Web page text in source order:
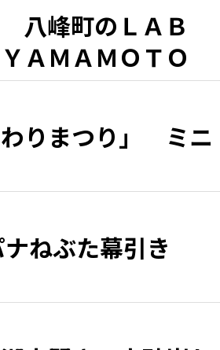
八峰町のＬＡＢ
ＭＡＭＯＴＯ
」 県北・盛夏の
りまつり」 ミニ
ねぶた幕引き